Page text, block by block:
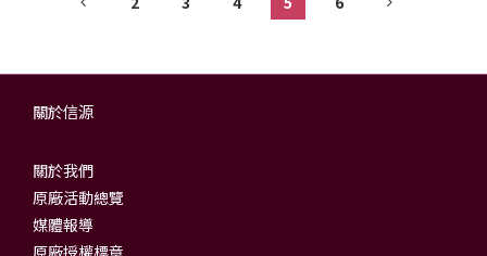
關於信源
關於我們
原廠活動總覽
媒體報導